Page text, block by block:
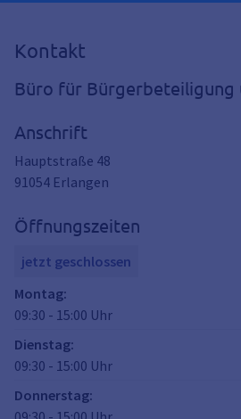
Kontakt
Büro für Bürgerbeteiligung
Anschrift
Hauptstraße 48
91054 Erlangen
Öffnungszeiten
jetzt geschlossen
Montag:
09:30 - 15:00 Uhr
Dienstag:
09:30 - 15:00 Uhr
Donnerstag: